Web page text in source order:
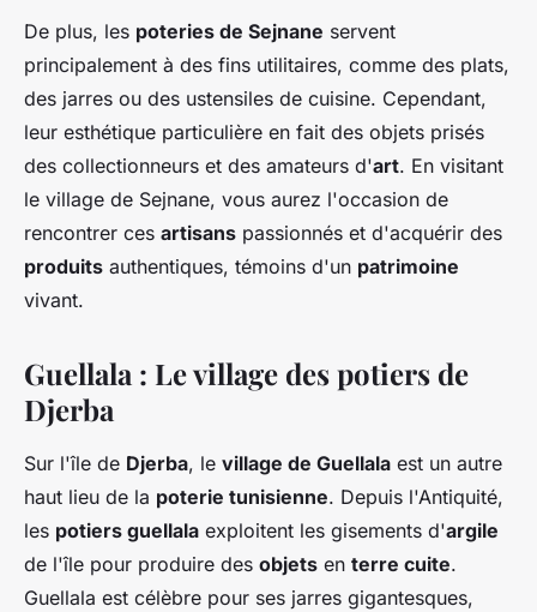
De plus, les poteries de Sejnane servent
principalement à des fins utilitaires, comme des plats,
des jarres ou des ustensiles de cuisine. Cependant,
leur esthétique particulière en fait des objets prisés
des collectionneurs et des amateurs d'art. En visitant
le village de Sejnane, vous aurez l'occasion de
rencontrer ces artisans passionnés et d'acquérir des
produits authentiques, témoins d'un patrimoine
vivant.
Guellala : Le village des potiers de
Djerba
Sur l'île de Djerba, le village de Guellala est un autre
haut lieu de la poterie tunisienne. Depuis l'Antiquité,
les potiers guellala exploitent les gisements d'argile
de l'île pour produire des objets en terre cuite.
Guellala est célèbre pour ses jarres gigantesques,